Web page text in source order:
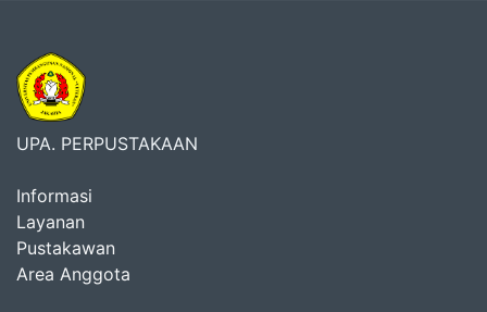
UPA. PERPUSTAKAAN
Informasi
Layanan
Pustakawan
Area Anggota